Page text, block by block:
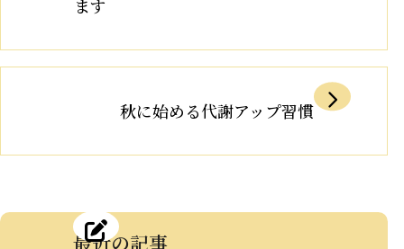
ます
秋に始める代謝アップ習慣
最近の記事